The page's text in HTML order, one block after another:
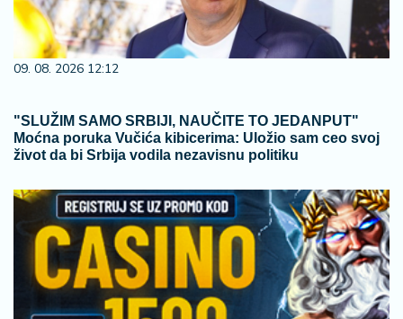
09. 08. 2026 12:12
"SLUŽIM SAMO SRBIJI, NAUČITE TO JEDANPUT"
Moćna poruka Vučića kibicerima: Uložio sam ceo svoj
život da bi Srbija vodila nezavisnu politiku